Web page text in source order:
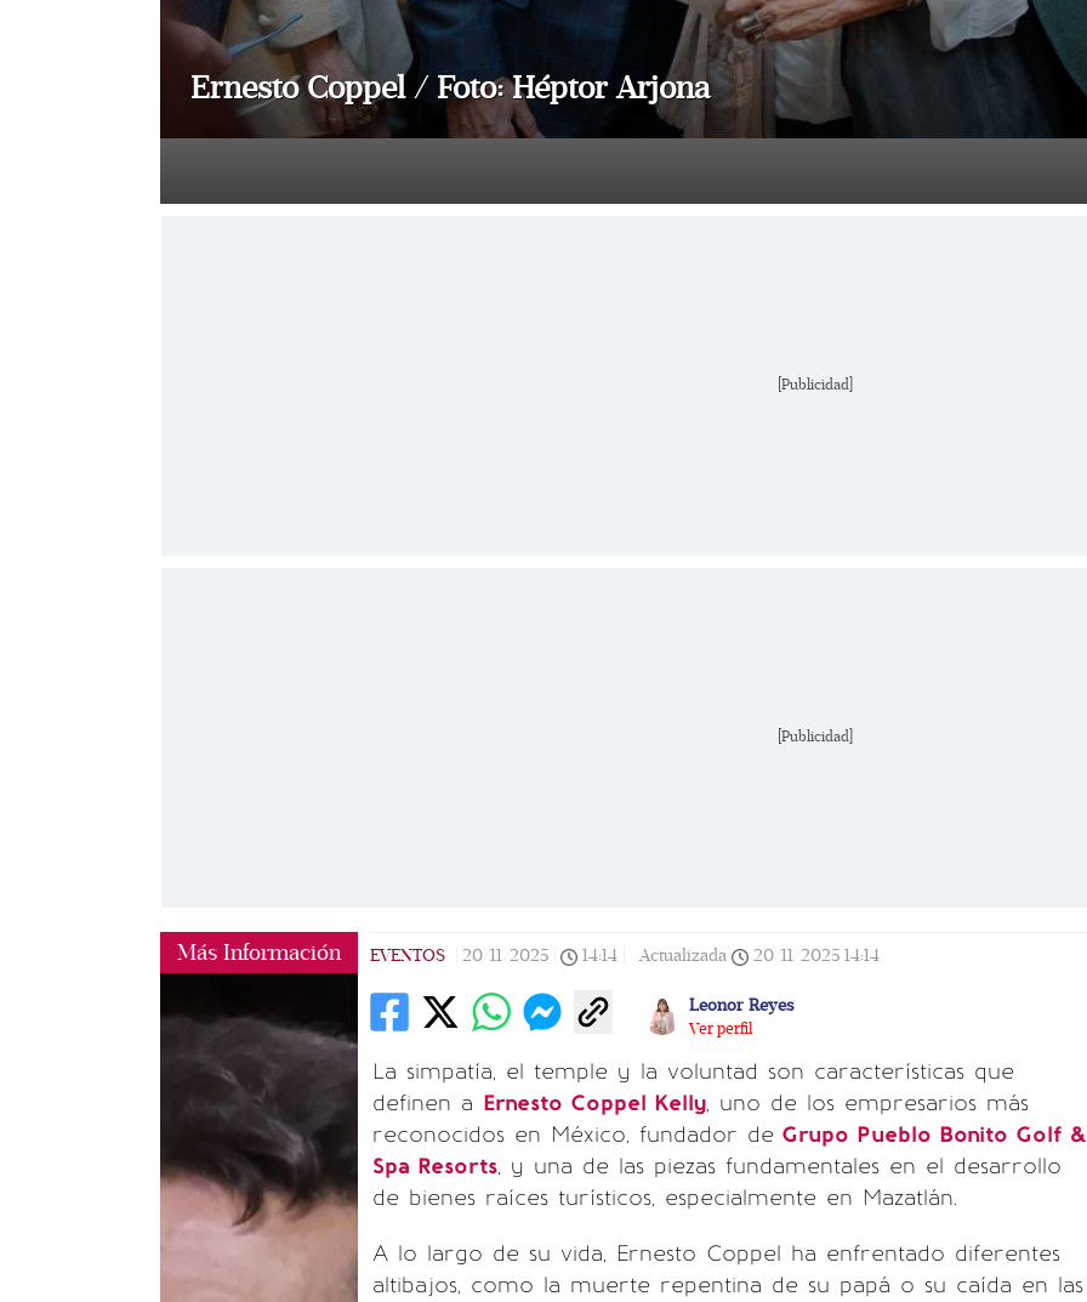
Ernesto Coppel / Foto: Héptor Arjona
[Publicidad]
[Publicidad]
Más Información EVENTOS 20/11/2025 14:14 Actualizada 20/11/2025 14:14
Leonor Reyes
Ver perfil
La simpatía, el temple y la voluntad son características que
definen a Ernesto Coppel Kelly, uno de los empresarios más
reconocidos en México, fundador de Grupo Pueblo Bonito Golf &
Spa Resorts, y una de las piezas fundamentales en el desarrollo
de bienes raíces turísticos, especialmente en Mazatlán.
A lo largo de su vida, Ernesto Coppel ha enfrentado diferentes
altibajos, como la muerte repentina de su papá o su caída en las